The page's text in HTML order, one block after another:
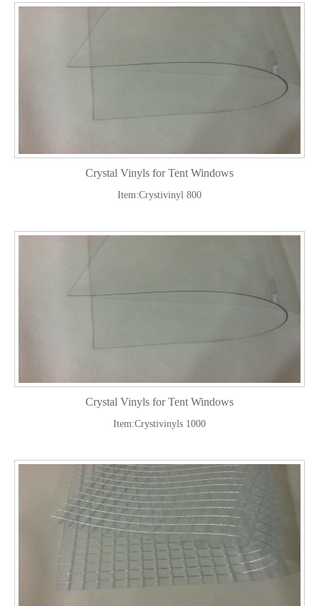
Crystal Vinyls for Tent Windows
Item:Crystivinyl 800
Crystal Vinyls for Tent Windows
Item:Crystivinyls 1000